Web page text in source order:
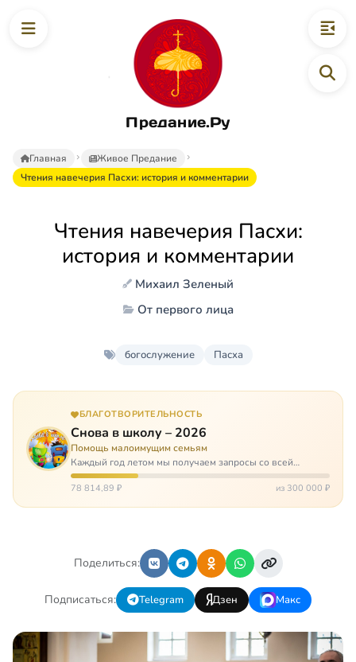
Предание.Ру
Главная
Живое Предание
Чтения навечерия Пасхи: история и комментарии
Чтения навечерия Пасхи:
история и комментарии
Михаил Зеленый
От первого лица
богослужение Пасха
БЛАГОТВОРИТЕЛЬНОСТЬ
Снова в школу – 2026
Помощь малоимущим семьям
Каждый год летом мы получаем запросы со всей
России: помогите собраться в школу. Семьи с больными
детьми или родителями, семьи без пап или мам,
78 814,89 ₽ из 300 000 ₽
Поделиться:
Подписаться: Telegram Дзен Макс